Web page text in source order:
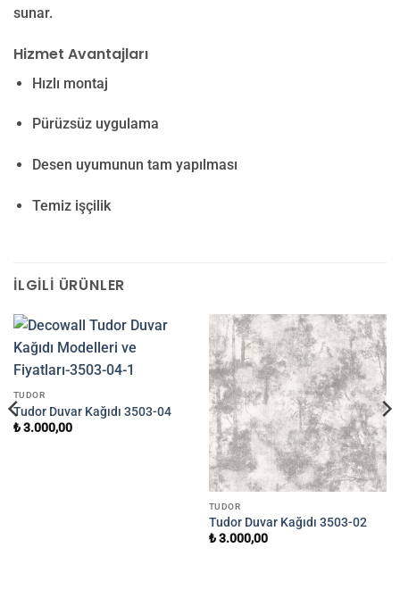
sunar.
Hizmet Avantajları
Hızlı montaj
Pürüzsüz uygulama
Desen uyumunun tam yapılması
Temiz işçilik
İLGILI ÜRÜNLER
TUDOR
Tudor Duvar Kağıdı 3503-04
₺3.000,00
TUDOR
Tudor Duvar Kağıdı 3503-02
₺3.000,00